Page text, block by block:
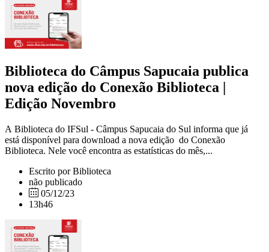
Biblioteca do Câmpus Sapucaia publica
nova edição do Conexão Biblioteca |
Edição Novembro
A Biblioteca do IFSul - Câmpus Sapucaia do Sul informa que já
está disponível para download a nova edição do Conexão
Biblioteca. Nele você encontra as estatísticas do mês,...
Escrito por Biblioteca
não publicado
05/12/23
13h46